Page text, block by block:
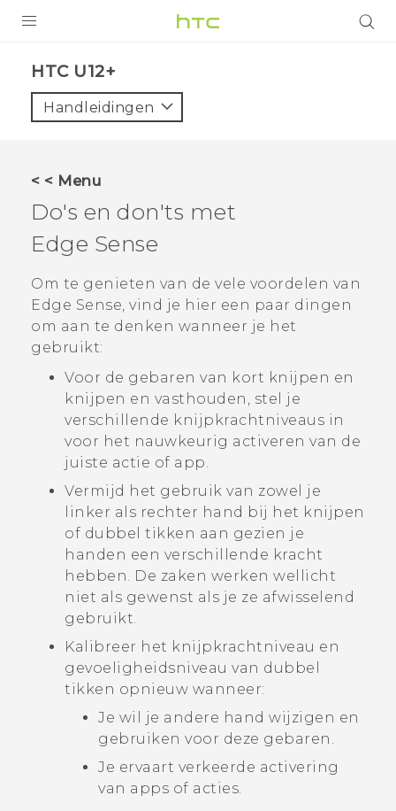
VIVE
AANBIEDINGEN
HTC Club
SUPPORT
HTC-apparaten & -accessoires
VIVERSE
Aanmelden
HTC U12+‎
Handleidingen
< < Menu
Do's en don'ts met
Edge Sense
Om te genieten van de vele voordelen van
Edge Sense, vind je hier een paar dingen
om aan te denken wanneer je het
gebruikt:
Voor de gebaren van kort knijpen en
knijpen en vasthouden, stel je
verschillende knijpkrachtniveaus in
voor het nauwkeurig activeren van de
juiste actie of app.
Vermijd het gebruik van zowel je
linker als rechter hand bij het knijpen
of dubbel tikken aan gezien je
handen een verschillende kracht
hebben. De zaken werken wellicht
niet als gewenst als je ze afwisselend
gebruikt.
Kalibreer het knijpkrachtniveau en
gevoeligheidsniveau van dubbel
tikken opnieuw wanneer:
Je wil je andere hand wijzigen en
gebruiken voor deze gebaren.
Je ervaart verkeerde activering
van apps of acties.